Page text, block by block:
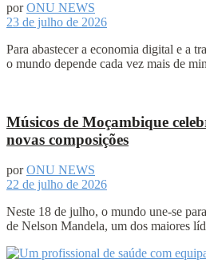
por ONU NEWS
23 de julho de 2026
Para abastecer a economia digital e a
o mundo depende cada vez mais de
Músicos de Moçambique
novas composições
por ONU NEWS
22 de julho de 2026
Neste 18 de julho, o mundo une-se
de Nelson Mandela, um dos maiores